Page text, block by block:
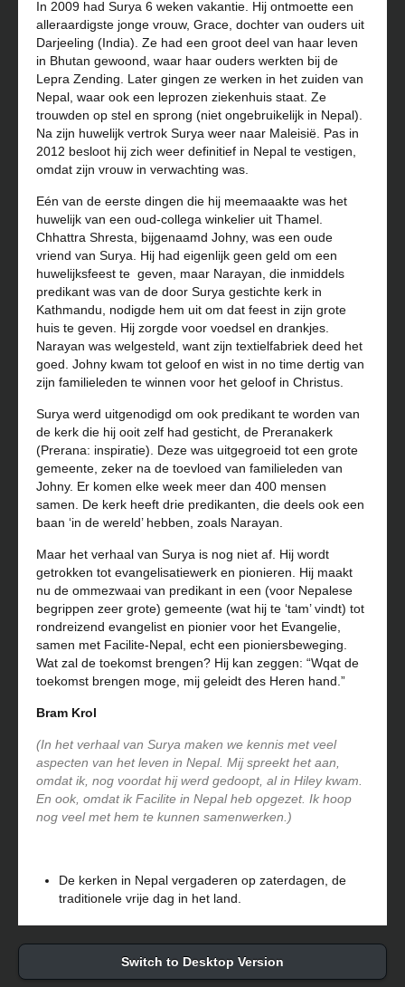
In 2009 had Surya 6 weken vakantie. Hij ontmoette een
alleraardigste jonge vrouw, Grace, dochter van ouders uit
Darjeeling (India). Ze had een groot deel van haar leven
in Bhutan gewoond, waar haar ouders werkten bij de
Lepra Zending. Later gingen ze werken in het zuiden van
Nepal, waar ook een leprozen ziekenhuis staat. Ze
trouwden op stel en sprong (niet ongebruikelijk in Nepal).
Na zijn huwelijk vertrok Surya weer naar Maleisië. Pas in
2012 besloot hij zich weer definitief in Nepal te vestigen,
omdat zijn vrouw in verwachting was.
Eén van de eerste dingen die hij meemaaakte was het
huwelijk van een oud-collega winkelier uit Thamel.
Chhattra Shresta, bijgenaamd Johny, was een oude
vriend van Surya. Hij had eigenlijk geen geld om een
huwelijksfeest te geven, maar Narayan, die inmiddels
predikant was van de door Surya gestichte kerk in
Kathmandu, nodigde hem uit om dat feest in zijn grote
huis te geven. Hij zorgde voor voedsel en drankjes.
Narayan was welgesteld, want zijn textielfabriek deed het
goed. Johny kwam tot geloof en wist in no time dertig van
zijn familieleden te winnen voor het geloof in Christus.
Surya werd uitgenodigd om ook predikant te worden van
de kerk die hij ooit zelf had gesticht, de Preranakerk
(Prerana: inspiratie). Deze was uitgegroeid tot een grote
gemeente, zeker na de toevloed van familieleden van
Johny. Er komen elke week meer dan 400 mensen
samen. De kerk heeft drie predikanten, die deels ook een
baan ‘in de wereld’ hebben, zoals Narayan.
Maar het verhaal van Surya is nog niet af. Hij wordt
getrokken tot evangelisatiewerk en pionieren. Hij maakt
nu de ommezwaai van predikant in een (voor Nepalese
begrippen zeer grote) gemeente (wat hij te ‘tam’ vindt) tot
rondreizend evangelist en pionier voor het Evangelie,
samen met Facilite-Nepal, echt een pioniersbeweging.
Wat zal de toekomst brengen? Hij kan zeggen: “Wqat de
toekomst brengen moge, mij geleidt des Heren hand.”
Bram Krol
(In het verhaal van Surya maken we kennis met veel
aspecten van het leven in Nepal. Mij spreekt het aan,
omdat ik, nog voordat hij werd gedoopt, al in Hiley kwam.
En ook, omdat ik Facilite in Nepal heb opgezet. Ik hoop
nog veel met hem te kunnen samenwerken.)
De kerken in Nepal vergaderen op zaterdagen, de
traditionele vrije dag in het land.
Switch to Desktop Version